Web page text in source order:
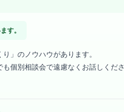
す。
」のノウハウがあります。
個別相談会で遠慮なくお話しくださ